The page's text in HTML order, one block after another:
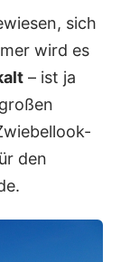
sich
wird es
– ist ja
den